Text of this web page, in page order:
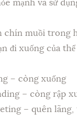
mạnh và sử
chín muồi trong
đi xuống của
– còng xuống
– còng rập
– quên lãng,